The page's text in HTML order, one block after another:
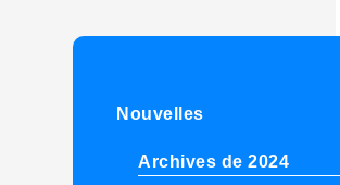
Nouvelles
Archives de 2024